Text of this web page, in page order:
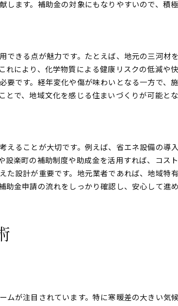
住宅への第一歩
コ住宅リフォームの進め方
かるリフォームの必要性
なリフォーム相談の流れ
ます。補助金の対象にもなりやすいので、積極
きる点が魅力です。たとえば、地元の三河材
により、化学物質による健康リスクの低減や
です。経年変化や傷が味わいとなる一方で、
で、地域文化を感じる住まいづくりが可能とな
ることが大切です。例えば、省エネ設備の導
楽町の補助制度や助成金を活用すれば、コスト
設計が重要です。地元業者であれば、地域特
金申請の流れをしっかり確認し、安心して進め
が注目されています。特に寒暖差の大きい気